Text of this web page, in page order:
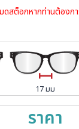
สต็อกหากท่านต้องก
17 มม
ราคา